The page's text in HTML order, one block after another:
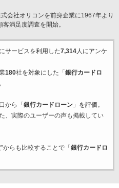
会社オリコンを前身企業に1967年より
満足度調査を開始。
サービスを利用した7,314人にアンケ
180社を対象にした「 銀行カードロ
から「 銀行カードローン」を評価。
、実際のユーザーの声も掲載してい
からも比較することで「 銀行カードロ